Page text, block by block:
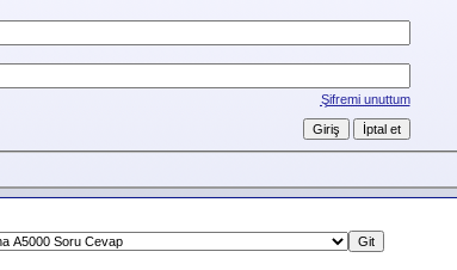
Şifremi unuttum